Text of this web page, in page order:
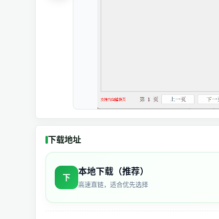
下载地址
下
本地下载（推荐）
高速直链，适合优先选择